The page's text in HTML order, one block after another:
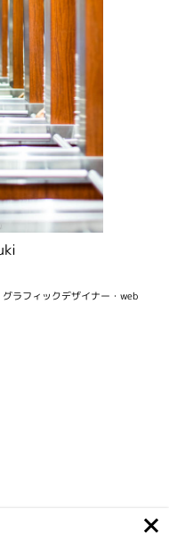
ラフィックデザイナー・web